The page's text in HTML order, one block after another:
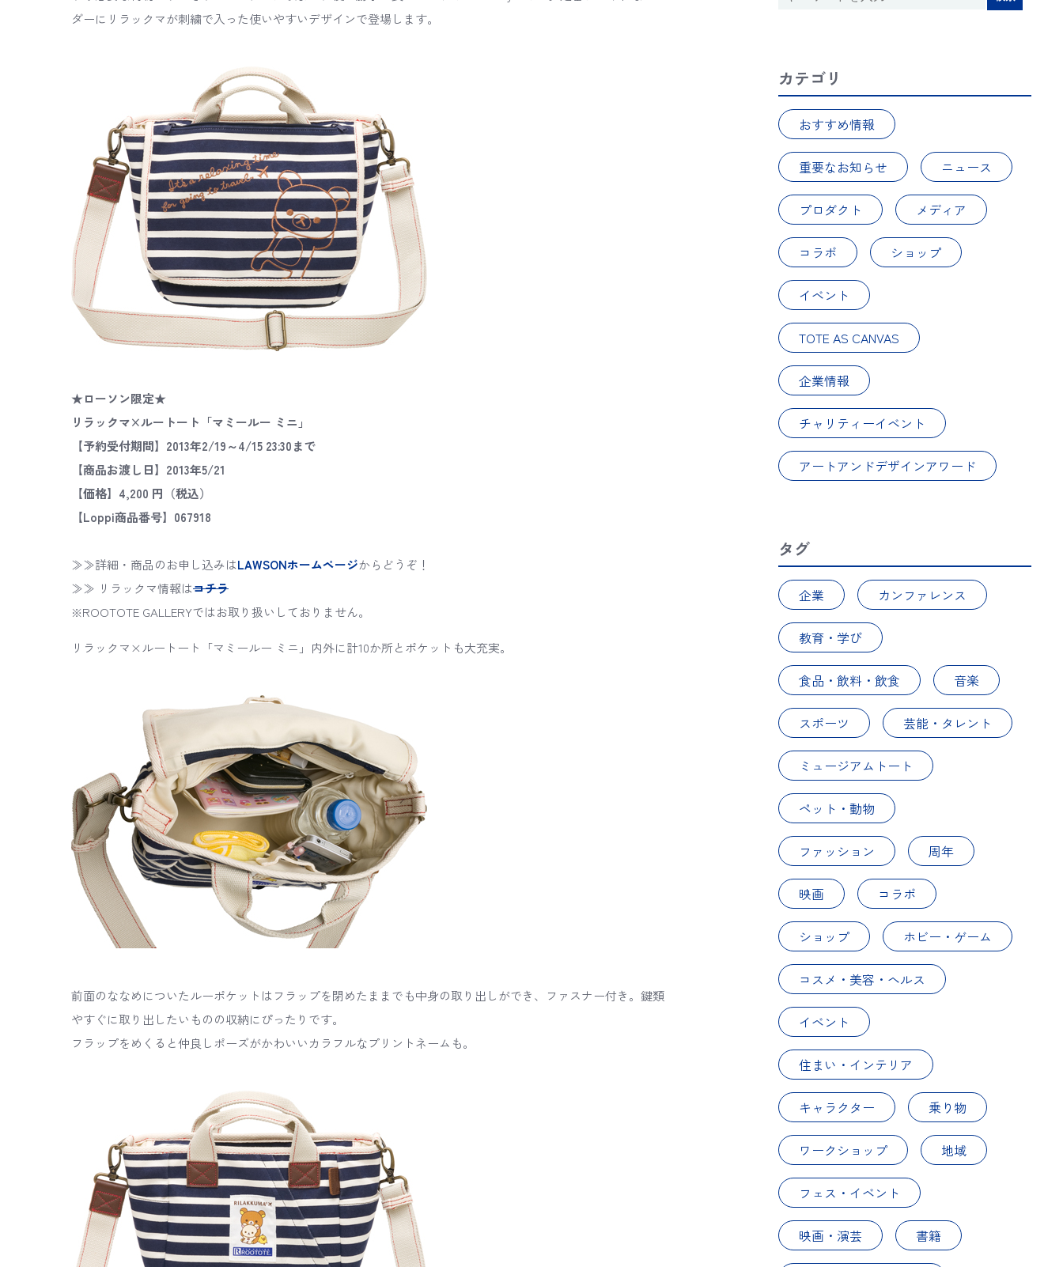
ダーにリラックマが刺繍で入った使いやすいデザインで登場します。
★ローソン限定★
リラックマ×ルートート「マミールー ミニ」
【予約受付期間】2013年2/19～4/15 23:30まで
【商品お渡し日】2013年5/21
【価格】4,200 円（税込）
【Loppi商品番号】067918
≫≫詳細・商品のお申し込みはLAWSONホームページからどうぞ！
≫≫ リラックマ情報はコチラ
※ROOTOTE GALLERYではお取り扱いしておりません。
リラックマ×ルートート「マミールー ミニ」内外に計10か所とポケットも大充実。
前面のななめについたルーポケットはフラップを閉めたままでも中身の取り出しができ、ファスナー付き。鍵類
やすぐに取り出したいものの収納にぴったりです。
フラップをめくると仲良しポーズがかわいいカラフルなプリントネームも。
カテゴリ
おすすめ情報
重要なお知らせ ニュース
プロダクト メディア
コラボ ショップ
イベント
TOTE AS CANVAS
企業情報
チャリティーイベント
アートアンドデザインアワード
タグ
企業 カンファレンス
教育・学び
食品・飲料・飲食 音楽
スポーツ 芸能・タレント
ミュージアムトート
ペット・動物
ファッション 周年
映画 コラボ
ショップ ホビー・ゲーム
コスメ・美容・ヘルス
イベント
住まい・インテリア
キャラクター 乗り物
ワークショップ 地域
フェス・イベント
映画・演芸 書籍